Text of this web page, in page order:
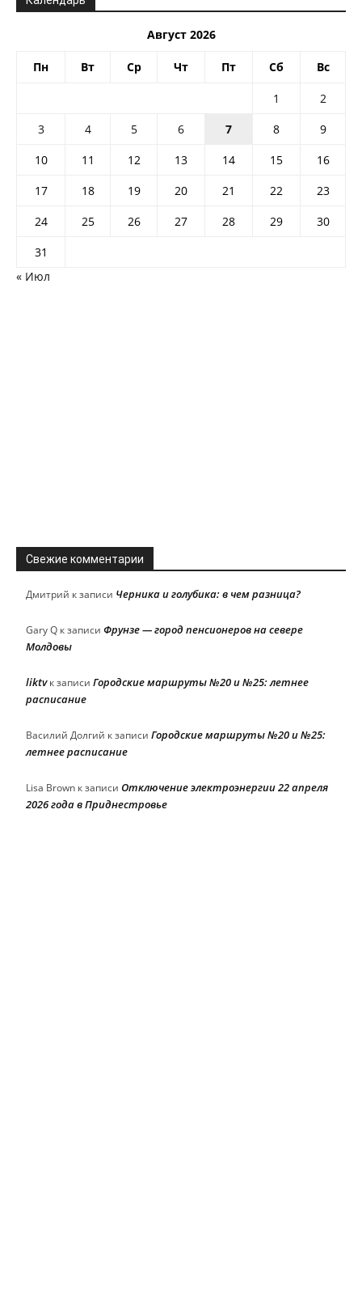
Август 2026
Пн Вт Ср Чт Пт Сб Вс
1
2
3
4 5 6 7 8
9
10
11 12 13 14 15
16
17
18 19 20 21 22
23
24
25 26 27 28 29
30
31
« Июл
Свежие комментарии
Дмитрий к записи Черника и голубика: в чем разница?
Gary Q к записи Фрунзе — город пенсионеров на севере
Молдовы
liktvк записи Городские маршруты №20 и №25: летнее
расписание
Василий Долгий к записи Городские маршруты №20 и №25:
летнее расписание
Lisa Brown к записи Отключение электроэнергии 22 апреля
2026 года в Приднестровье